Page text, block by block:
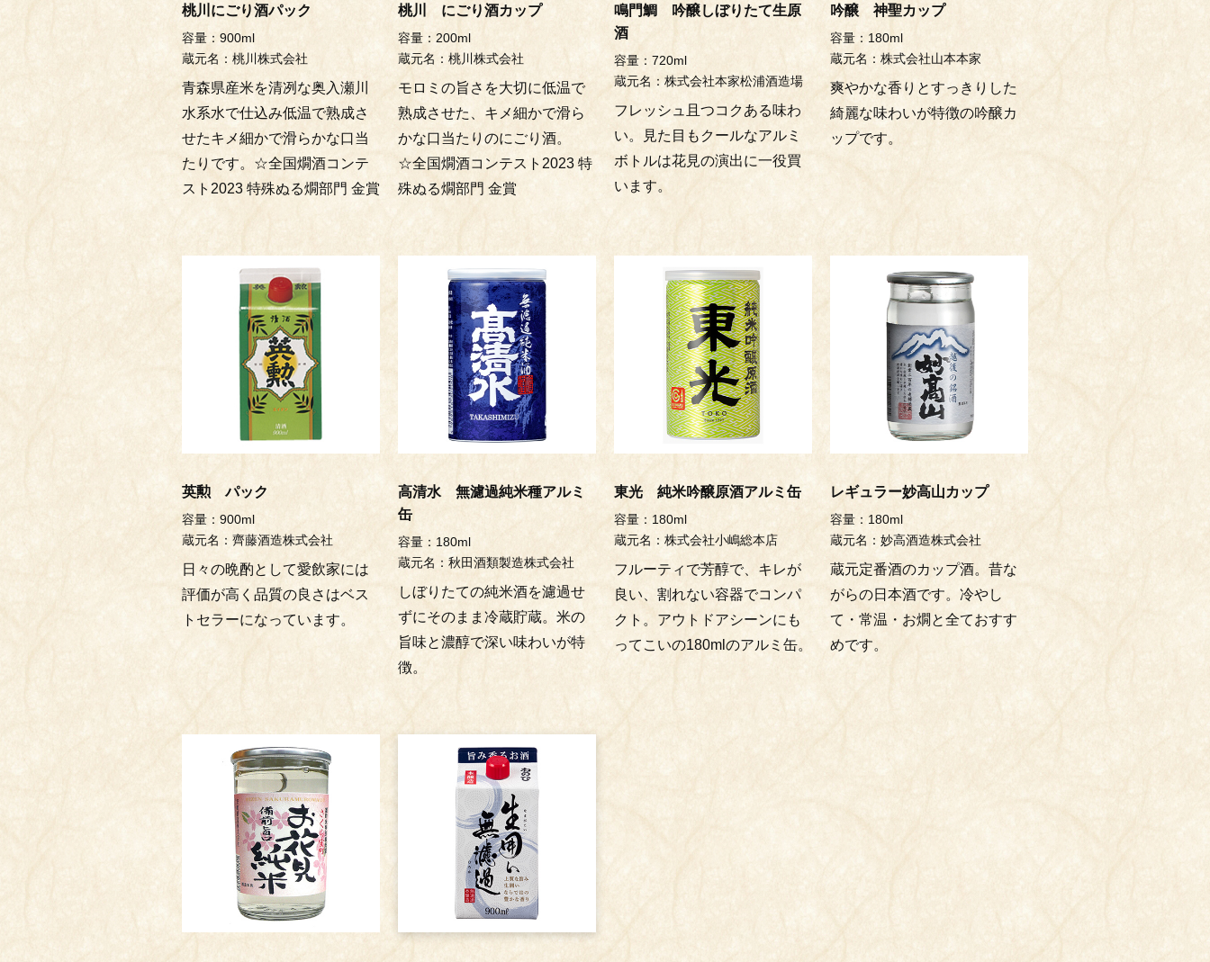
桃川にごり酒パック
容量：900ml
蔵元名：桃川株式会社
青森県産米を清冽な奥入瀬川
水系水で仕込み低温で熟成さ
せたキメ細かで滑らかな口当
たりです。☆全国燗酒コンテ
スト2023 特殊ぬる燗部門 金賞
桃川 にごり酒カップ
容量：200ml
蔵元名：桃川株式会社
モロミの旨さを大切に低温で
熟成させた、キメ細かで滑ら
かな口当たりのにごり酒。
☆全国燗酒コンテスト2023 特
殊ぬる燗部門 金賞
鳴門鯛 吟醸しぼりたて生原
酒
容量：720ml
蔵元名：株式会社本家松浦酒造場
フレッシュ且つコクある味わ
い。見た目もクールなアルミ
ボトルは花見の演出に一役買
います。
吟醸 神聖カップ
容量：180ml
蔵元名：株式会社山本本家
爽やかな香りとすっきりした
綺麗な味わいが特徴の吟醸カ
ップです。
英勲 パック
容量：900ml
蔵元名：齊藤酒造株式会社
日々の晩酌として愛飲家には
評価が高く品質の良さはベス
トセラーになっています。
高清水 無濾過純米種アルミ
缶
容量：180ml
蔵元名：秋田酒類製造株式会社
しぼりたての純米酒を濾過せ
ずにそのまま冷蔵貯蔵。米の
旨味と濃醇で深い味わいが特
徴。
東光 純米吟醸原酒アルミ缶
容量：180ml
蔵元名：株式会社小嶋総本店
フルーティで芳醇で、キレが
良い、割れない容器でコンパ
クト。アウトドアシーンにも
ってこいの180mlのアルミ缶。
レギュラー妙高山カップ
容量：180ml
蔵元名：妙高酒造株式会社
蔵元定番酒のカップ酒。昔な
がらの日本酒です。冷やし
て・常温・お燗と全ておすす
めです。